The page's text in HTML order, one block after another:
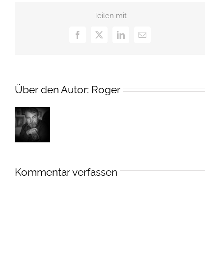
Teilen mit
Facebook
X LinkedIn
E-
Über den Autor: Roger
Kommentar verfassen